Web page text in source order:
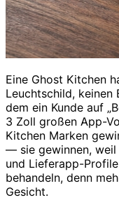
Eine Ghost Kitchen
Leuchtschild, keinen
dem ein Kunde auf
3 Zoll großen App-
Kitchen Marken
— sie gewinnen,
und Lieferapp-
behandeln, denn
Gesicht.